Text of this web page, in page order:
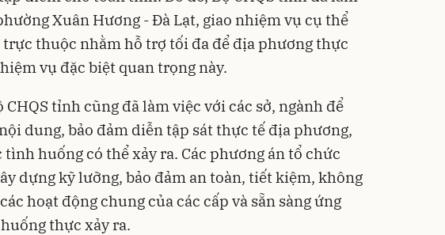
Xuân Hương - Đà Lạt, giao nhiệm vụ cụ thể
thuộc nhằm hỗ trợ tối đa để địa phương thực
vụ đặc biệt quan trọng này.
CHQS tỉnh cũng đã làm việc với các sở, ngành để
dung, bảo đảm diễn tập sát thực tế địa phương,
huống có thể xảy ra. Các phương án tổ chức
dựng kỹ lưỡng, bảo đảm an toàn, tiết kiệm, không
hoạt động chung của các cấp và sẵn sàng ứng
thực xảy ra.